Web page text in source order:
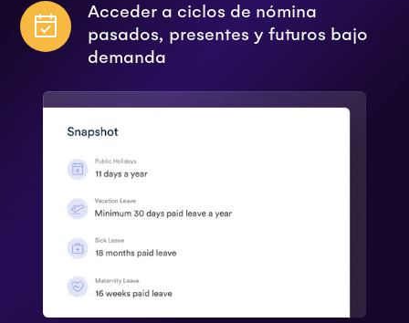
Acceder a ciclos de nómina
pasados, presentes y futuros bajo
demanda